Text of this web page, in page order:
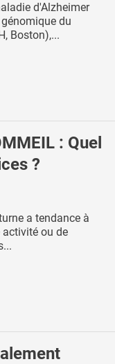
d'Alzheimer
du
Boston),...
: Quel
?
a tendance à
activité ou de